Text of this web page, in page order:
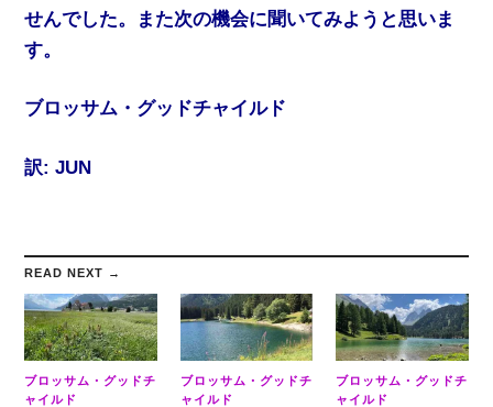
せんでした。また次の機会に聞いてみようと思いま
す。
ブロッサム・グッドチャイルド
訳: JUN
READ NEXT →
ブロッサム・グッドチ
ャイルド
ブロッサム・グッドチ
ャイルド
ブロッサム・グッドチ
ャイルド